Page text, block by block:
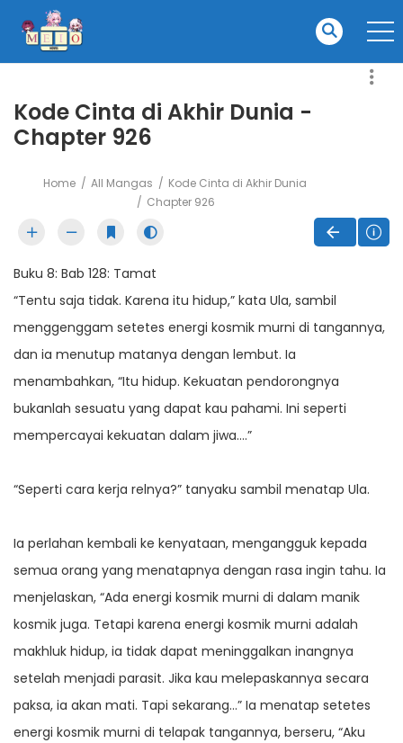
Kode Cinta di Akhir Dunia -
Chapter 926
Home All Mangas
Kode Cinta di Akhir Dunia
Chapter 926
Buku 8: Bab 128: Tamat
“Tentu saja tidak. Karena itu hidup,” kata Ula, sambil
menggenggam setetes energi kosmik murni di tangannya,
dan ia menutup matanya dengan lembut. Ia
menambahkan, “Itu hidup. Kekuatan pendorongnya
bukanlah sesuatu yang dapat kau pahami. Ini seperti
mempercayai kekuatan dalam jiwa….”
“Seperti cara kerja relnya?” tanyaku sambil menatap Ula.
Ia perlahan kembali ke kenyataan, mengangguk kepada
semua orang yang menatapnya dengan rasa ingin tahu. Ia
menjelaskan, “Ada energi kosmik murni di dalam manik
kosmik juga. Tetapi karena energi kosmik murni adalah
makhluk hidup, ia tidak dapat meninggalkan inangnya
setelah menjadi parasit. Jika kau melepaskannya secara
paksa, ia akan mati. Tapi sekarang…” Ia menatap setetes
energi kosmik murni di telapak tangannya, berseru, “Aku